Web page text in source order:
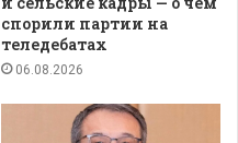
спорили партии на
теледебатах
06.08.2026